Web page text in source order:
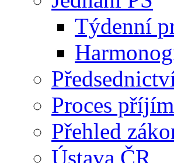
Týdenní
Proces
Přehled
Ústava ČR